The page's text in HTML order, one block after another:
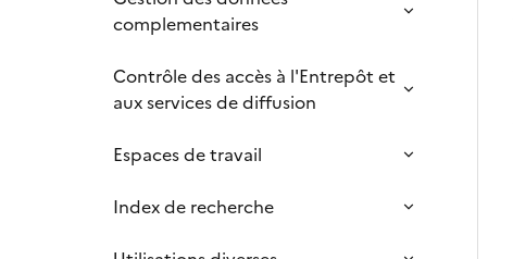
complementaires
Contrôle des accès à l'Entrepôt et
aux services de diffusion
Espaces de travail
Index de recherche